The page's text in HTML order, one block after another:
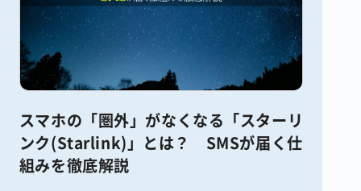
スマホの「圏外」がなくなる「スターリ
ンク(Starlink)」とは？ SMSが届く仕
組みを徹底解説